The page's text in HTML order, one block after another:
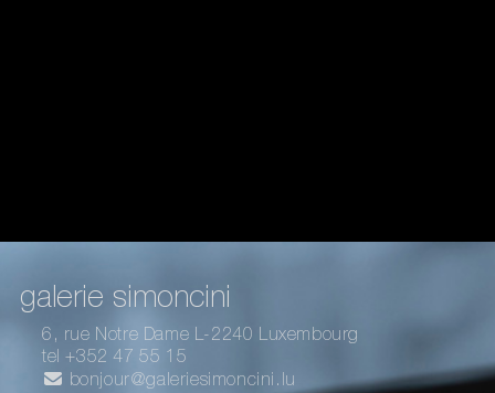
galerie simoncini
6, rue Notre Dame L-2240 Luxembourg
tel +352 47 55 15
bonjour@galeriesimoncini.lu